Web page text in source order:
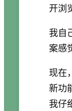
开浏
我自
案感
现在
新功
我仔